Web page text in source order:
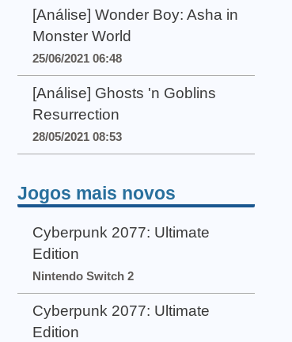
[Análise] Wonder Boy: Asha in
Monster World
25/06/2021 06:48
[Análise] Ghosts 'n Goblins
Resurrection
28/05/2021 08:53
Jogos mais novos
Cyberpunk 2077: Ultimate
Edition
Nintendo Switch 2
Cyberpunk 2077: Ultimate
Edition